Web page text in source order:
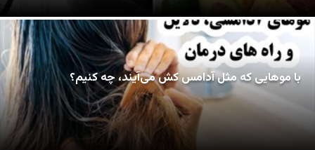
با موهایی که مثل آدامس کش می‌آیند، چه کنیم؟